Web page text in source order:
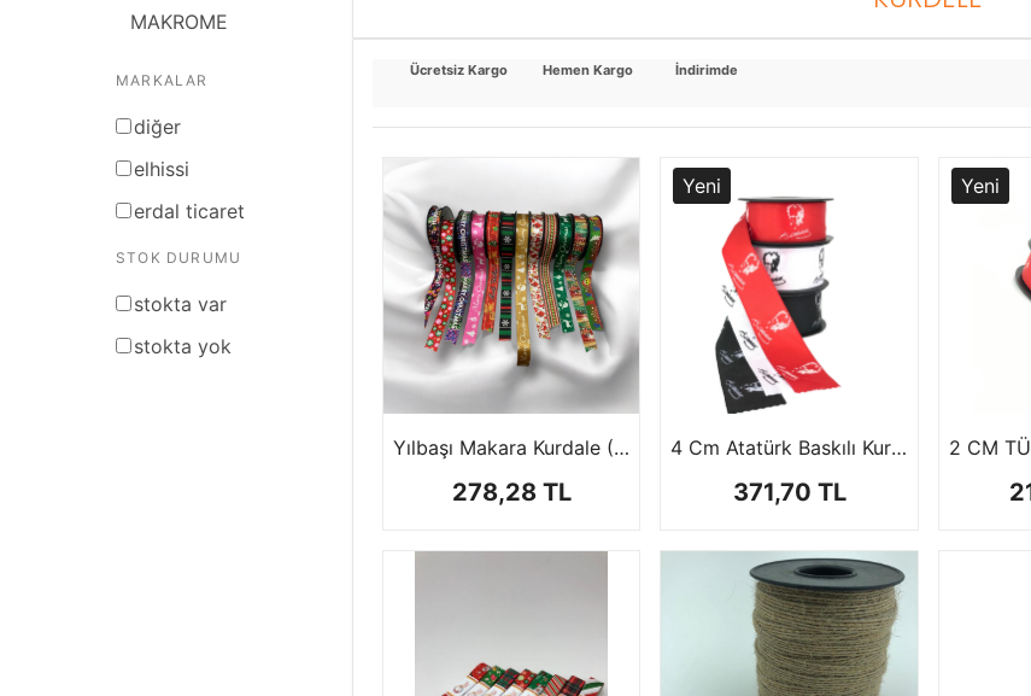
MAKROME
ŞÖNİL
HOBİ ÜRÜNLERİ
RATTAN BAMBU
İPLİK ÇEŞİTLERİ
JÜT ÜRÜNLER
MARKALAR
di̇ğer
elhi̇ssi̇
erdal ticaret
STOK DURUMU
stokta var
stokta yok
Ücretsiz Kargo Hemen Kargo İndirimde
Yılbaşı Makara Kurdale (+-20 mt )
278,28 TL
Yeni
4 Cm Atatürk Baskılı Kurdale
371,70 TL
Yeni